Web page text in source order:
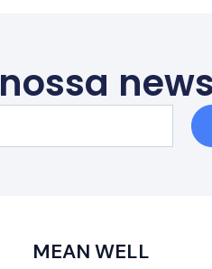
MEAN WELL